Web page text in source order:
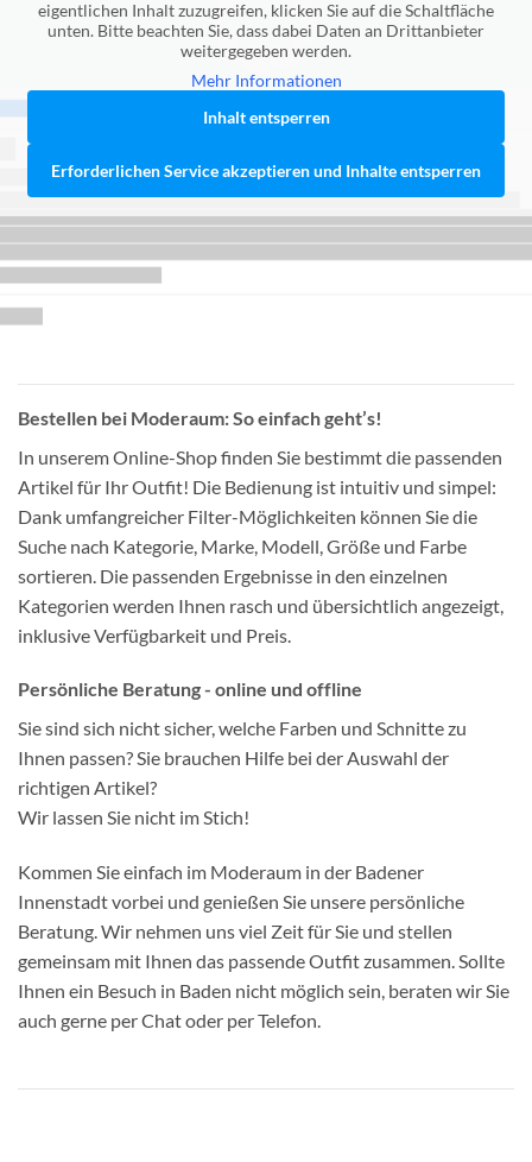
eigentlichen Inhalt zuzugreifen, klicken Sie auf die Schaltfläche
unten. Bitte beachten Sie, dass dabei Daten an Drittanbieter
weitergegeben werden.
Mehr Informationen
Inhalt entsperren
Erforderlichen Service akzeptieren und Inhalte entsperren
Bestellen bei Moderaum: So einfach geht’s!
In unserem Online-Shop finden Sie bestimmt die passenden
Artikel für Ihr Outfit! Die Bedienung ist intuitiv und simpel:
Dank umfangreicher Filter-Möglichkeiten können Sie die
Suche nach Kategorie, Marke, Modell, Größe und Farbe
sortieren. Die passenden Ergebnisse in den einzelnen
Kategorien werden Ihnen rasch und übersichtlich angezeigt,
inklusive Verfügbarkeit und Preis.
Persönliche Beratung - online und offline
Sie sind sich nicht sicher, welche Farben und Schnitte zu
Ihnen passen? Sie brauchen Hilfe bei der Auswahl der
richtigen Artikel?
Wir lassen Sie nicht im Stich!
Kommen Sie einfach im Moderaum in der Badener
Innenstadt vorbei und genießen Sie unsere persönliche
Beratung. Wir nehmen uns viel Zeit für Sie und stellen
gemeinsam mit Ihnen das passende Outfit zusammen. Sollte
Ihnen ein Besuch in Baden nicht möglich sein, beraten wir Sie
auch gerne per Chat oder per Telefon.